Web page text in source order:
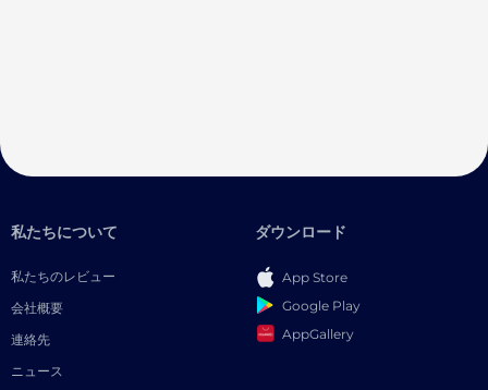
私たちについて
私たちのレビュー
会社概要
連絡先
ニュース
ダウンロード
App Store
Google Play
AppGallery